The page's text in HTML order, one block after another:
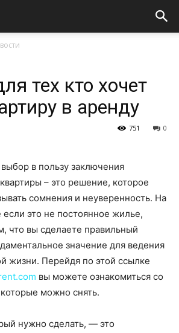
тех кто хочет
в аренду
0
751
в пользу заключения
– это решение, которое
сомнения и неуверенность. На
это не постоянное жилье,
что вы сделаете правильный
значение для ведения
жизни. Перейдя по этой ссылке
вы можете ознакомиться со
можно снять.
нужно сделать, — это